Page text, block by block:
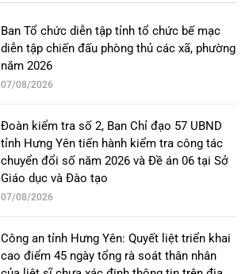
Ban Tổ chức diễn tập tỉnh tổ chức bế mạc
diễn tập chiến đấu phòng thủ các xã, phường
năm 2026
07/08/2026
Đoàn kiểm tra số 2, Ban Chỉ đạo 57 UBND
tỉnh Hưng Yên tiến hành kiểm tra công tác
chuyển đổi số năm 2026 và Đề án 06 tại Sở
Giáo dục và Đào tạo
07/08/2026
Công an tỉnh Hưng Yên: Quyết liệt triển khai
cao điểm 45 ngày tổng rà soát thân nhân